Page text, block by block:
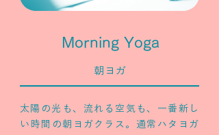
Morning Yoga
朝ヨガ
太陽の光も、流れる空気も、一番新し
い時間の朝ヨガクラス。通常ハタヨガ